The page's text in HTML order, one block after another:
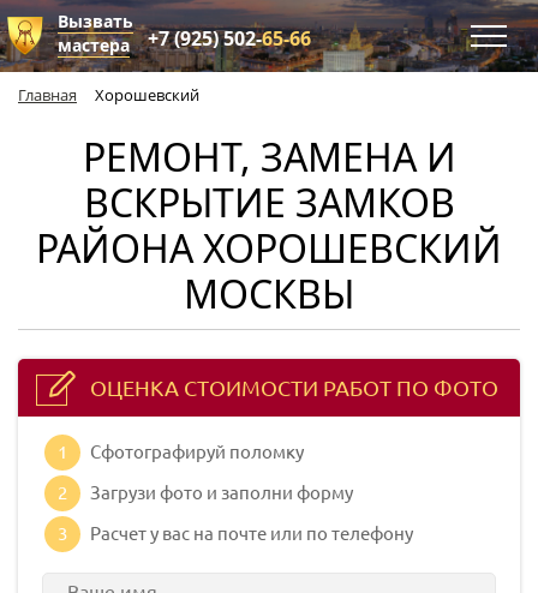
Вызвать
мастера
+7 (925) 502-65-66
Главная Хорошевский
РЕМОНТ, ЗАМЕНА И
ВСКРЫТИЕ ЗАМКОВ
РАЙОНА ХОРОШЕВСКИЙ
МОСКВЫ
ОЦЕНКА СТОИМОСТИ РАБОТ ПО ФОТО
1
Сфотографируй поломку
2
Загрузи фото и заполни форму
3
Расчет у вас на почте или по телефону